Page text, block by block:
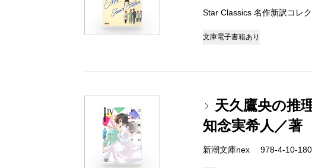
Star Classics 名作新訳コ
文庫電子書籍あり
天久鷹央の推
知念実希人／著
新潮文庫nex 978-4-10-